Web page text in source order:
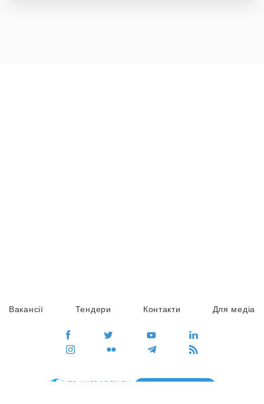
Вакансії Тендери Контакти Для медіа